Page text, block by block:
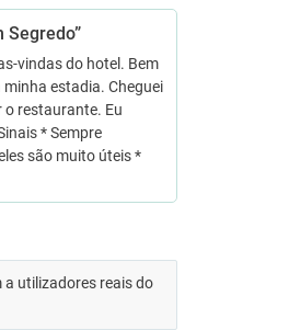
Segredo”
vindas do hotel. Bem
estadia. Cheguei
restaurante. Eu
* Sempre
são muito úteis *
utilizadores reais do